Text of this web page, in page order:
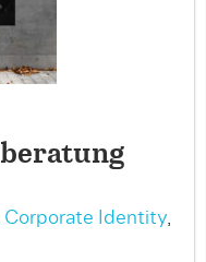
Corporate Identity,